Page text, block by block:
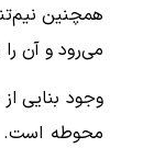
همچنین
می‌رود و آن را
وجود بنایی
محوطه است.